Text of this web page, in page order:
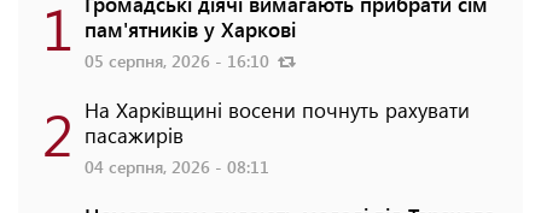
1 пам'ятників у Харкові
05 серпня, 2026 - 16:10
2 На Харківщині восени почнуть рахувати
пасажирів
04 серпня, 2026 - 08:11